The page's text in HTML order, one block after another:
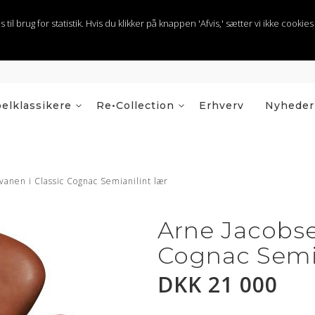
brug for statistik. Hvis du klikker på knappen 'Afvis,' sætter vi ikke
Re•Collection
Nyheder
Erhverv
i Classic Cognac Semianilint lær
Arne
Cognac
DKK 21 000